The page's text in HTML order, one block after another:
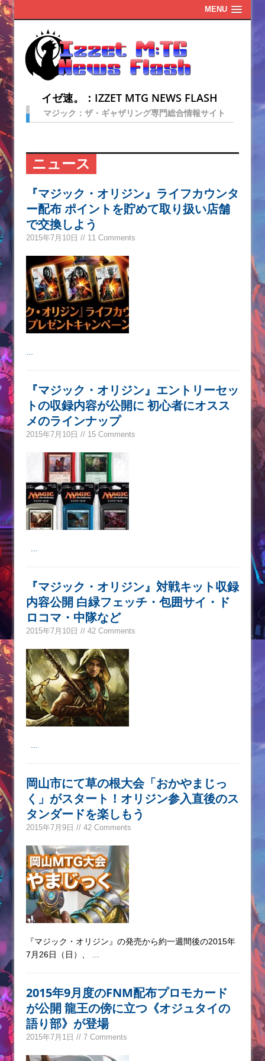
MENU
イゼ速。：IZZET MTG NEWS FLASH
マジック：ザ・ギャザリング専門総合情報サイト
ニュース
『マジック・オリジン』ライフカウンタ
ー配布 ポイントを貯めて取り扱い店舗
で交換しよう
2015年7月10日 // 11 Comments
『マジック・オリジン』エントリーセッ
トの収録内容が公開に 初心者にオスス
メのラインナップ
2015年7月10日 // 15 Comments
『マジック・オリジン』対戦キット収録
内容公開 白緑フェッチ・包囲サイ・ド
ロコマ・中隊など
2015年7月10日 // 42 Comments
岡山市にて草の根大会「おかやまじっ
く」がスタート！オリジン参入直後のス
タンダードを楽しもう
2015年7月9日 // 42 Comments
『マジック・オリジン』の発売から約一週間後の2015年
7月26日（日）、
2015年9月度のFNM配布プロモカード
が公開 龍王の傍に立つ《オジュタイの
語り部》が登場
2015年7月1日 // 7 Comments